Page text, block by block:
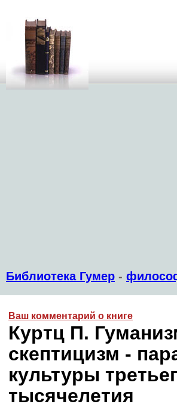
Библиотека Гумер -
Ваш комментарий о книге
Куртц П.
скептицизм -
культуры
тысячелетия